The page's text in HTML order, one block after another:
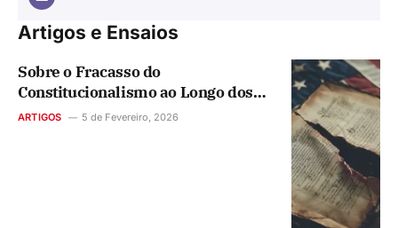
Artigos e Ensaios
Sobre o Fracasso do
Constitucionalismo ao Longo dos
Tempos: as Normas, as
ARTIGOS 5 de Fevereiro, 2026